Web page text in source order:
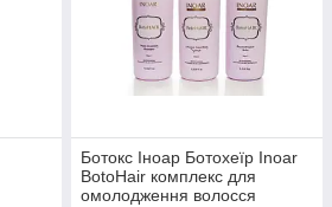
Ботокс Іноар Ботохеїр Inoar
BotoHair комплекс для
омолодження волосся